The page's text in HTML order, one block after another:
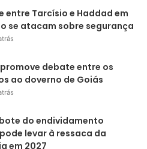
entre Tarcísio e Haddad em
se atacam sobre segurança
promove debate entre os
ao doverno de Goiás
do endividamento
levar à ressaca da
em 2027